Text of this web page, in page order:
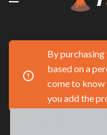
By
based on a
come to know
you add the